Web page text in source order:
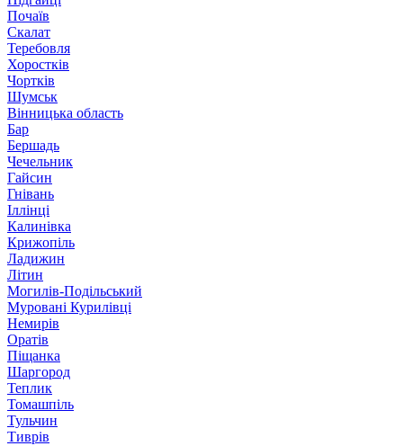
Почаїв
Скалат
Теребовля
Хоростків
Чортків
Шумськ
Вінницька область
Бар
Бершадь
Чечельник
Гайсин
Гнівань
Іллінці
Калинівка
Крижопіль
Ладижин
Літин
Могилів-Подільський
Муровані Курилівці
Немирів
Оратів
Піщанка
Шаргород
Теплик
Томашпіль
Тульчин
Тиврів